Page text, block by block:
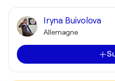
Iryna Buivolova
Allemagne